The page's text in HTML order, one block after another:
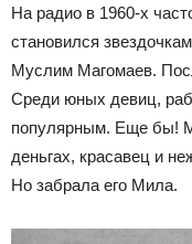
На радио в 1960-х
становился
Муслим Магомаев.
Среди юных девиц,
популярным. Еще бы!
деньгах, красавец и
Но забрала его Мила.